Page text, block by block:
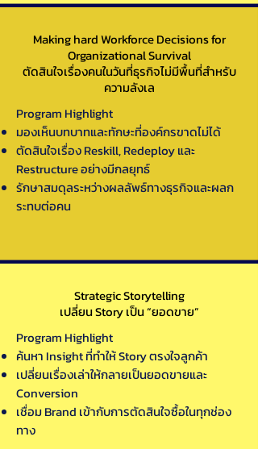
Making hard Workforce Decisions for
Organizational Survival
ตัดสินใจเรื่องคนในวันที่ธุรกิจไม่มีพื้นที่สำหรับ
ความลังเล
Program Highlight
มองเห็นบทบาทและทักษะที่องค์กรขาดไม่ได้
ตัดสินใจเรื่อง Reskill, Redeploy และ
Restructure อย่างมีกลยุทธ์
รักษาสมดุลระหว่างผลลัพธ์ทางธุรกิจและผลก
ระทบต่อคน
Strategic Storytelling
เปลี่ยน Story เป็น “ยอดขาย”
Program Highlight
ค้นหา Insight ที่ทำให้ Story ตรงใจลูกค้า
เปลี่ยนเรื่องเล่าให้กลายเป็นยอดขายและ
Conversion
เชื่อม Brand เข้ากับการตัดสินใจซื้อในทุกช่อง
ทาง